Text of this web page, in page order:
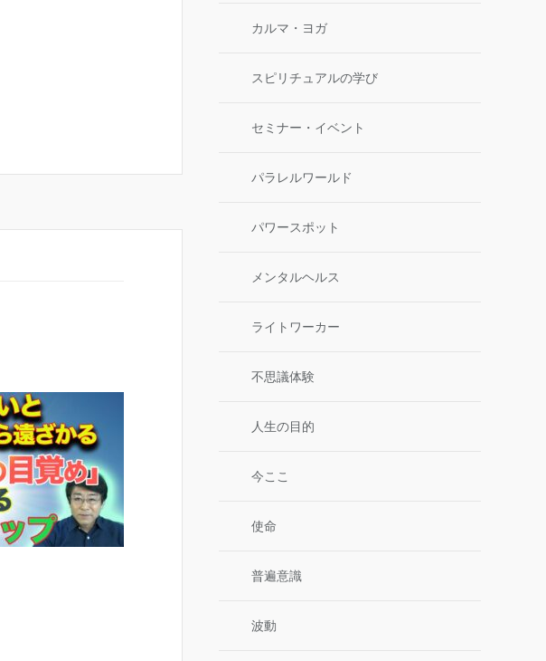
カルマ・ヨガ
スピリチュアルの学び
セミナー・イベント
パラレルワールド
パワースポット
メンタルヘルス
ライトワーカー
不思議体験
人生の目的
今ここ
使命
普遍意識
波動